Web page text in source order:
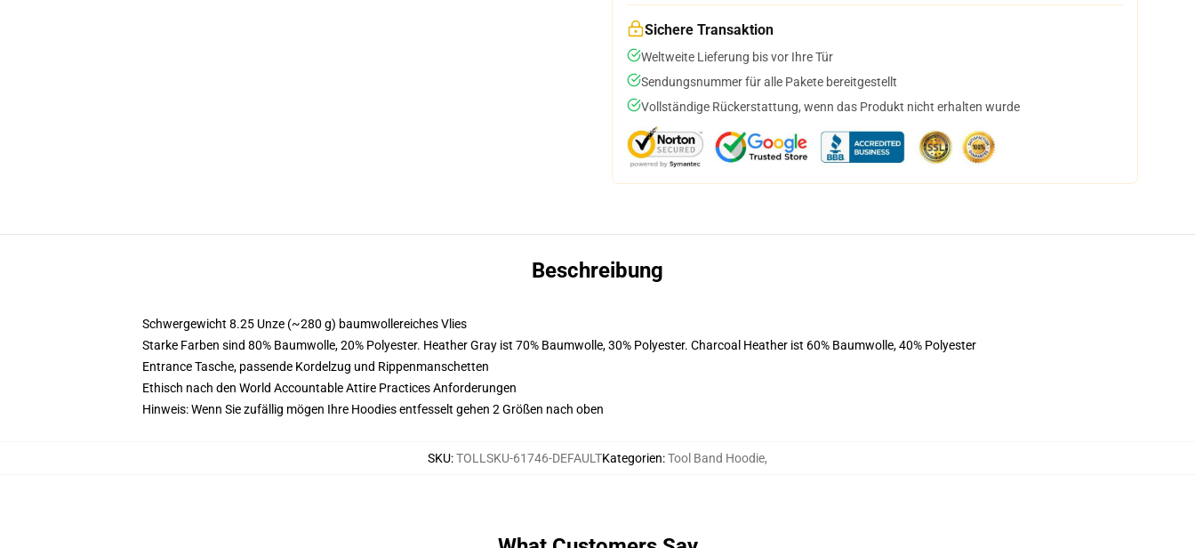
Sichere Transaktion
Weltweite Lieferung bis vor Ihre Tür
Sendungsnummer für alle Pakete bereitgestellt
Vollständige Rückerstattung, wenn das Produkt nicht erhalten wurde
Beschreibung
Schwergewicht 8.25 Unze (~280 g) baumwollereiches Vlies
Starke Farben sind 80% Baumwolle, 20% Polyester. Heather Gray ist 70% Baumwolle, 30% Polyester. Charcoal Heather ist 60% Baumwolle, 40% Polyester
Entrance Tasche, passende Kordelzug und Rippenmanschetten
Ethisch nach den World Accountable Attire Practices Anforderungen
Hinweis: Wenn Sie zufällig mögen Ihre Hoodies entfesselt gehen 2 Größen nach oben
SKU:TOLLSKU-61746-DEFAULTKategorien:Tool Band Hoodie,